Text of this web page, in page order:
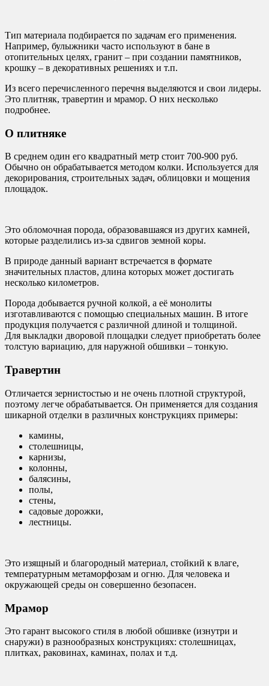
Тип материала подбирается по задачам его применения.
Например, булыжники часто используют в бане в
отопительных целях, гранит – при создании памятников,
крошку – в декоративных решениях и т.п.
Из всего перечисленного перечня выделяются и свои лидеры.
Это плитняк, травертин и мрамор. О них несколько
подробнее.
О плитняке
В среднем один его квадратный метр стоит 700-900 руб.
Обычно он обрабатывается методом колки. Используется для
декорирования, строительных задач, облицовки и мощения
площадок.
Это обломочная порода, образовавшаяся из других камней,
которые разделились из-за сдвигов земной коры.
В природе данный вариант встречается в формате
значительных пластов, длина которых может достигать
несколько километров.
Порода добывается ручной колкой, а её монолиты
изготавливаются с помощью специальных машин. В итоге
продукция получается с различной длиной и толщиной.
Для выкладки дворовой площадки следует приобретать более
толстую вариацию, для наружной обшивки – тонкую.
Травертин
Отличается зернистостью и не очень плотной структурой,
поэтому легче обрабатывается. Он применяется для создания
шикарной отделки в различных конструкциях примеры:
камины,
столешницы,
карнизы,
колонны,
балясины,
полы,
стены,
садовые дорожки,
лестницы.
Это изящный и благородный материал, стойкий к влаге,
температурным метаморфозам и огню. Для человека и
окружающей среды он совершенно безопасен.
Мрамор
Это гарант высокого стиля в любой обшивке (изнутри и
снаружи) в разнообразных конструкциях: столешницах,
плитках, раковинах, каминах, полах и т.д.